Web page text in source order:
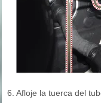
6. Afloje la tuerca del